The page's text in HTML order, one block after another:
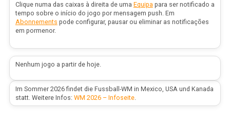
Clique numa das caixas à direita de uma Equipapara ser notificado a
tempo sobre o início do jogo por mensagem push. Em
Abonnements pode configurar, pausar ou eliminar as notificações
em pormenor.
Nenhum jogo a partir de hoje.
Im Sommer 2026 findet die Fussball-WM in Mexico, USA und Kanada
statt. Weitere Infos: WM 2026 – Infoseite.